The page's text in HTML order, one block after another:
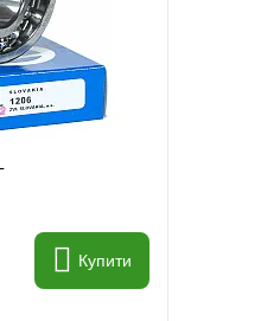
Купити